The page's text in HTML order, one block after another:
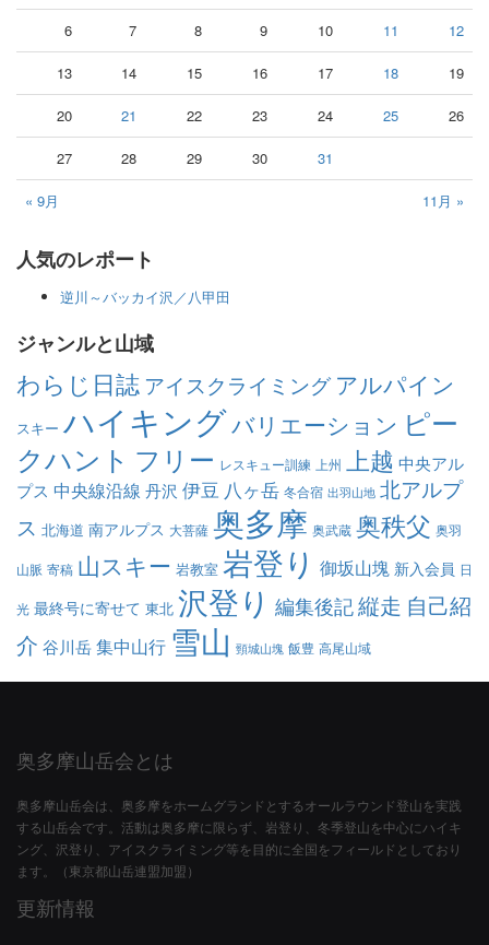
« 9月 11月 »
6 7 8 9 10 11 12
13 14 15 16 17 18 19
20 21 22 23 24 25 26
27 28 29 30 31
人気のレポート
逆川～バッカイ沢／八甲田
ジャンルと山域
わらじ日誌 アイスクライミング アルパイン
スキー ハイキングバリエーション ピー
クハント フリー レスキュー訓練 上州 上越 中央アル
プス 中央線沿線 丹沢 伊豆 八ヶ岳 冬合宿 出羽山地 北アルプ
ス 北海道 南アルプス 大菩薩 奥多摩 奥武蔵 奥秩父 奥羽
山脈 寄稿 山スキー 岩教室 岩登り 御坂山塊 新入会員 日
光 最終号に寄せて 東北 沢登り 編集後記縦走 自己紹
介 谷川岳集中山行 雪山 頸城山塊 飯豊 高尾山域
奥多摩山岳会とは
奥多摩山岳会は、奥多摩をホームグランドとするオールラウンド登山を実践
する山岳会です。活動は奥多摩に限らず、岩登り、冬季登山を中心にハイキ
ング、沢登り、アイスクライミング等を目的に全国をフィールドとしており
ます。（東京都山岳連盟加盟）
更新情報